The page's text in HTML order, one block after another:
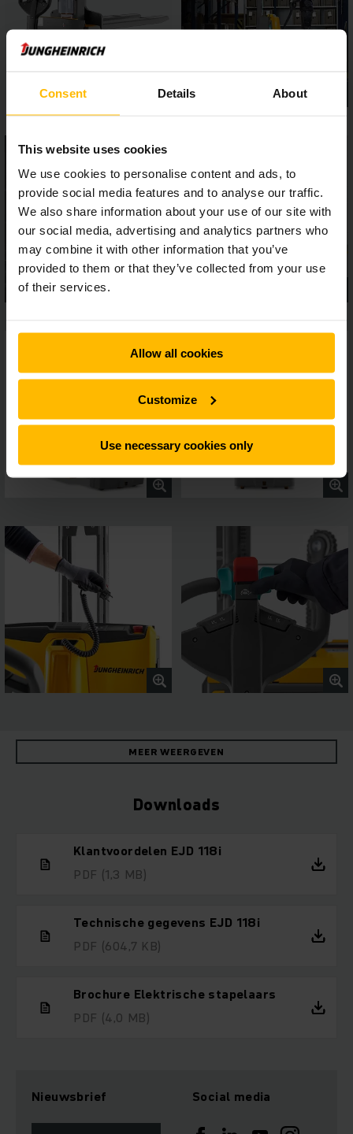
Consent Details About
This website uses cookies
We use cookies to personalise content and ads, to
provide social media features and to analyse our traffic.
We also share information about your use of our site with
our social media, advertising and analytics partners who
may combine it with other information that you’ve
provided to them or that they’ve collected from your use
of their services.
Allow all cookies
Customize
Use necessary cookies only
MEER WEERGEVEN
Downloads
Klantvoordelen EJD 118i
PDF (1,3 MB)
Technische gegevens EJD 118i
PDF (604,7 KB)
Brochure Elektrische stapelaars
PDF (4,0 MB)
Nieuwsbrief Social media